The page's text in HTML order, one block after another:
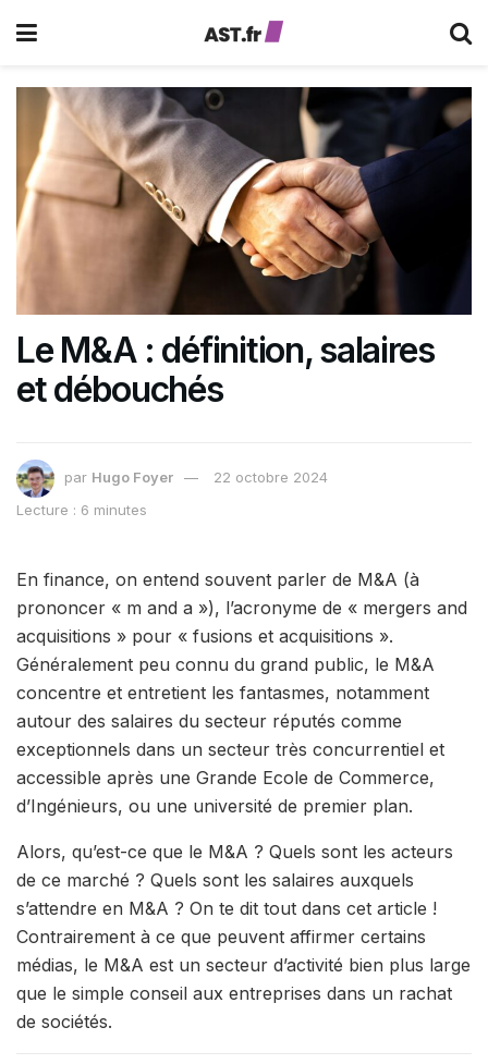
Le M&A : définition, salaires
et débouchés
par Hugo Foyer
22 octobre 2024
Lecture : 6 minutes
En finance, on entend souvent parler de M&A (à
prononcer « m and a »), l’acronyme de « mergers and
acquisitions » pour « fusions et acquisitions ».
Généralement peu connu du grand public, le M&A
concentre et entretient les fantasmes, notamment
autour des salaires du secteur réputés comme
exceptionnels dans un secteur très concurrentiel et
accessible après une Grande Ecole de Commerce,
d’Ingénieurs, ou une université de premier plan.
Alors, qu’est-ce que le M&A ? Quels sont les acteurs
de ce marché ? Quels sont les salaires auxquels
s’attendre en M&A ? On te dit tout dans cet article !
Contrairement à ce que peuvent affirmer certains
médias, le M&A est un secteur d’activité bien plus large
que le simple conseil aux entreprises dans un rachat
de sociétés.